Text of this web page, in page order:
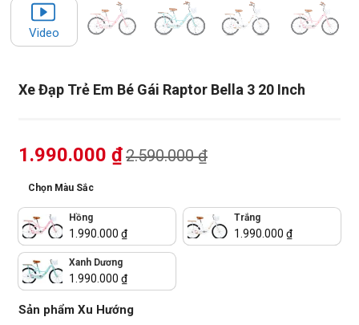
Xe Đạp Trẻ Em Bé Gái Raptor Bella 3 20 Inch
Video
1.990.000 ₫2.590.000₫
Chọn Màu Sắc
Hồng
1.990.000 ₫
Trắng
1.990.000 ₫
Xanh Dương
1.990.000 ₫
Sản phẩm Xu Hướng